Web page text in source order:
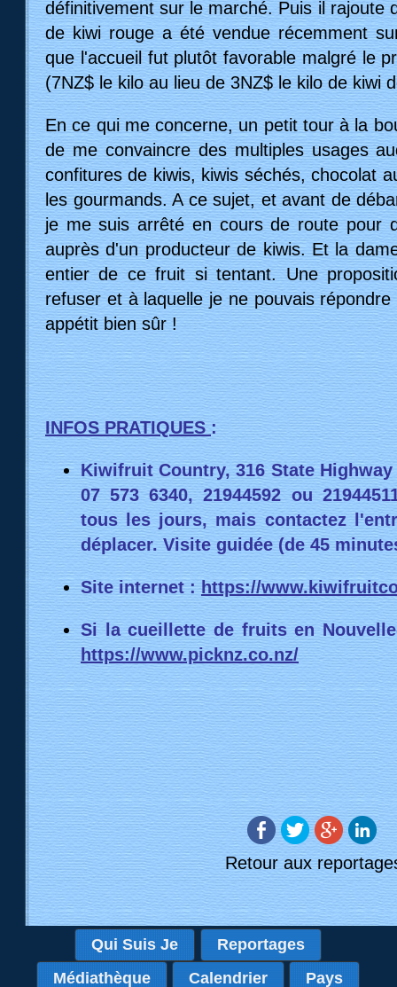
L'automne (période actuelle) correspond
Les Fleming récolteront par exemple 80%
en seulement deux mois et demi. D'où des
de main d'oeuvre durant cette période
dans ce pays les besoins en main-
saisonniers pour récolter le kiwi). L'an
ainsi exporté 450000 tonnes de ce
important car il permet à la plante
essentielles.
J'aborde le sujet du kiwi rouge, que j'avais
lors d'un précédent voyage. Simon admet
l'état d'expérimentation et que l'affaire
observer le développement du fruit,
conservation, de sa résistance lors du
lui est réservé par les